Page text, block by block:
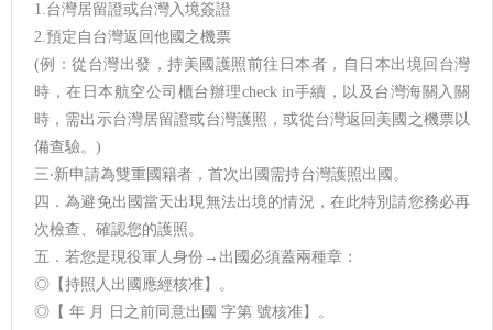
1.台灣居留證或台灣入境簽證
2.預定自台灣返回他國之機票
(例：從台灣出發，持美國護照前往日本者，自日本出境回台灣
時，在日本航空公司櫃台辦理check in手續，以及台灣海關入關
時，需出示台灣居留證或台灣護照，或從台灣返回美國之機票以
備查驗。)
三‧新申請為雙重國籍者，首次出國需持台灣護照出國。
四．為避免出國當天出現無法出境的情況，在此特別請您務必再
次檢查、確認您的護照。
五．若您是現役軍人身份→出國必須蓋兩種章：
◎【持照人出國應經核准】。
◎【 年 月 日之前同意出國 字第 號核准】。